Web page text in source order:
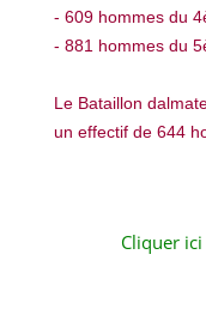
- 609 hommes du
- 881 hommes du
Le Bataillon
un effectif de 644
Cliquer